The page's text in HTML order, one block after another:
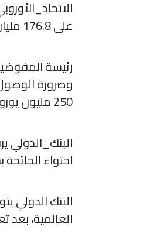
على 176.8 مليار يورو من المنح للعام نفسه، ليصل إجمالي المنح إلى 320 مليار يورو، وفقاً لرويترز.
رئيسة
وضرورة
250 مليون يورو لمكافحة الجوع، وفقاً لوكالة تاس.
احتواء
العالمية، بعد